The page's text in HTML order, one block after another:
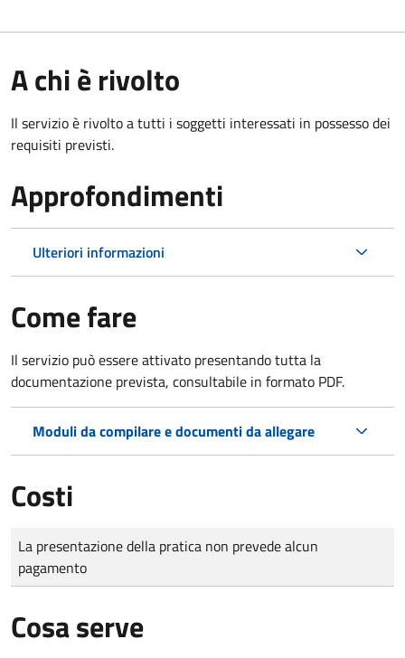
A chi è rivolto
Il servizio è rivolto a tutti i soggetti interessati in possesso dei
requisiti previsti.
Approfondimenti
Ulteriori informazioni
Come fare
Il servizio può essere attivato presentando tutta la
documentazione prevista, consultabile in formato PDF.
Moduli da compilare e documenti da allegare
Costi
Tipo di pagamento
Importo
La presentazione della pratica non prevede alcun
pagamento
Cosa serve